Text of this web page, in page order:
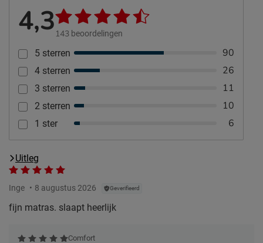
4,3 143 beoordelingen
5 sterren 90
4 sterren 26
3 sterren 11
2 sterren 10
1 ster 6
Uitleg
Inge 8 augustus 2026 Geverifieerd
fijn matras. slaapt heerlijk
Comfort